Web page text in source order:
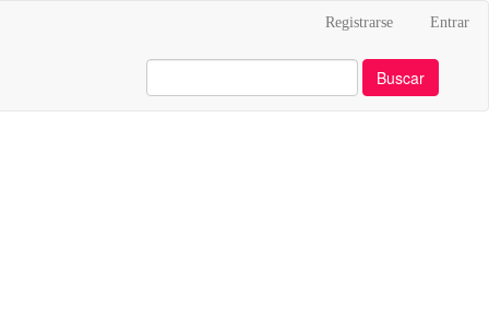
Registrarse Entrar
Buscar